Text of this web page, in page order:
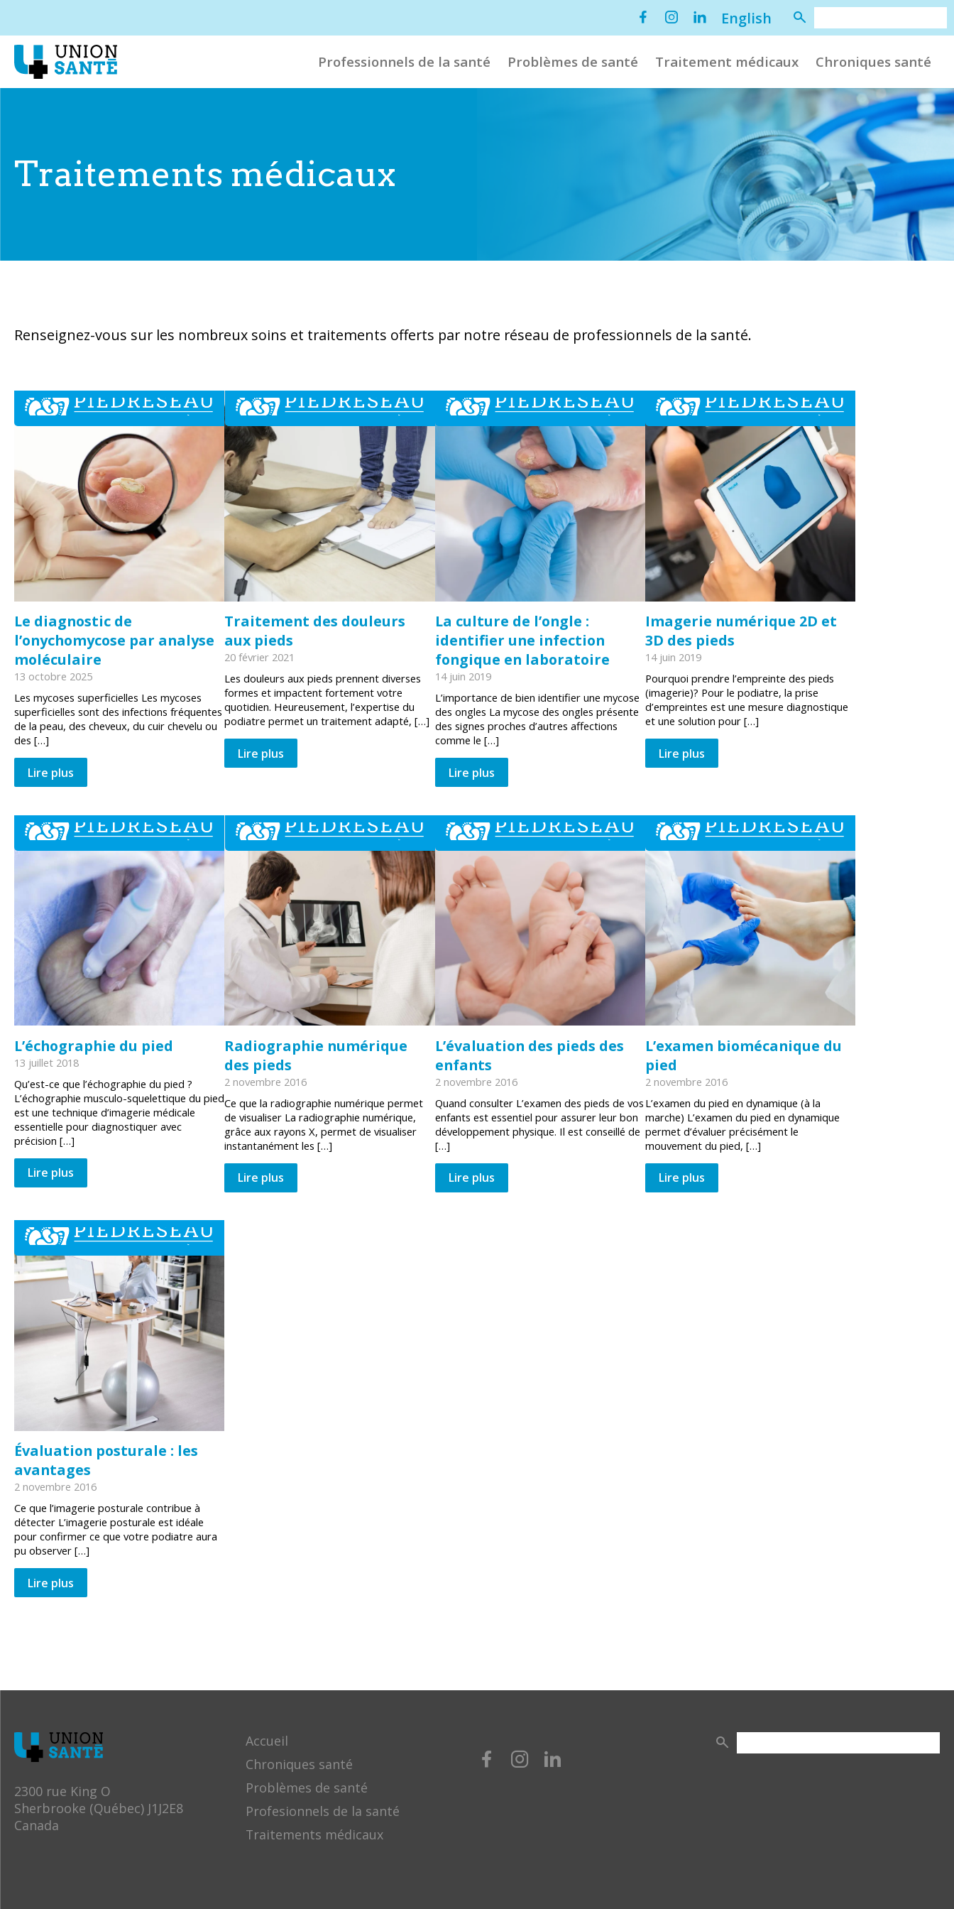
English
Professionnels de la santé Problèmes de santé Traitement médicaux Chroniques santé
Traitements médicaux
Renseignez-vous sur les nombreux soins et traitements offerts par notre réseau de professionnels de la santé.
Le diagnostic de
l’onychomycose par analyse
moléculaire
13 octobre 2025
Les mycoses superficielles Les mycoses
superficielles sont des infections fréquentes
de la peau, des cheveux, du cuir chevelu ou
des […]
Lire plus
Traitement des douleurs
aux pieds
20 février 2021
Les douleurs aux pieds prennent diverses
formes et impactent fortement votre
quotidien. Heureusement, l’expertise du
podiatre permet un traitement adapté, […]
Lire plus
La culture de l’ongle :
identifier une infection
fongique en laboratoire
14 juin 2019
L’importance de bien identifier une mycose
des ongles La mycose des ongles présente
des signes proches d’autres affections
comme le […]
Lire plus
Imagerie numérique 2D et
3D des pieds
14 juin 2019
Pourquoi prendre l’empreinte des pieds
(imagerie)? Pour le podiatre, la prise
d’empreintes est une mesure diagnostique
et une solution pour […]
Lire plus
L’échographie du pied
13 juillet 2018
Qu’est-ce que l’échographie du pied ?
L’échographie musculo-squelettique du pied
est une technique d’imagerie médicale
essentielle pour diagnostiquer avec
précision […]
Lire plus
Radiographie numérique
des pieds
2 novembre 2016
Ce que la radiographie numérique permet
de visualiser La radiographie numérique,
grâce aux rayons X, permet de visualiser
instantanément les […]
Lire plus
L’évaluation des pieds des
enfants
2 novembre 2016
Quand consulter L’examen des pieds de vos
enfants est essentiel pour assurer leur bon
développement physique. Il est conseillé de
[…]
Lire plus
L’examen biomécanique du
pied
2 novembre 2016
L’examen du pied en dynamique (à la
marche) L’examen du pied en dynamique
permet d’évaluer précisément le
mouvement du pied, […]
Lire plus
Évaluation posturale : les
avantages
2 novembre 2016
Ce que l’imagerie posturale contribue à
détecter L’imagerie posturale est idéale
pour confirmer ce que votre podiatre aura
pu observer […]
Lire plus
2300 rue King O
Sherbrooke (Québec) J1J2E8
Canada
Accueil
Chroniques santé
Problèmes de santé
Profesionnels de la santé
Traitements médicaux